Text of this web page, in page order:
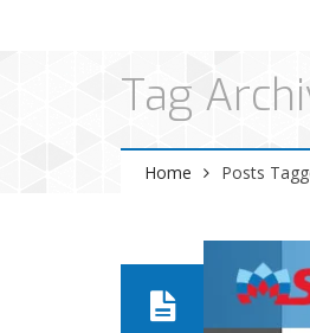
Tag
Home Posts